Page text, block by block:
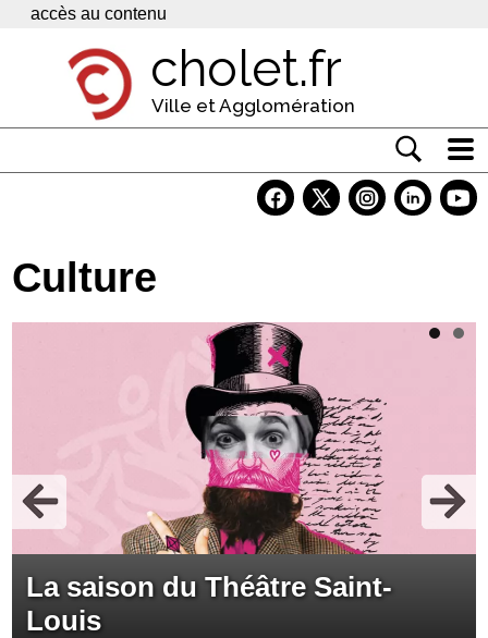
Panneau de gestion des cookies
accès au contenu
cholet.fr
Ville et Agglomération
Economie
Services
Culture
La saison du Théâtre Saint-
Louis